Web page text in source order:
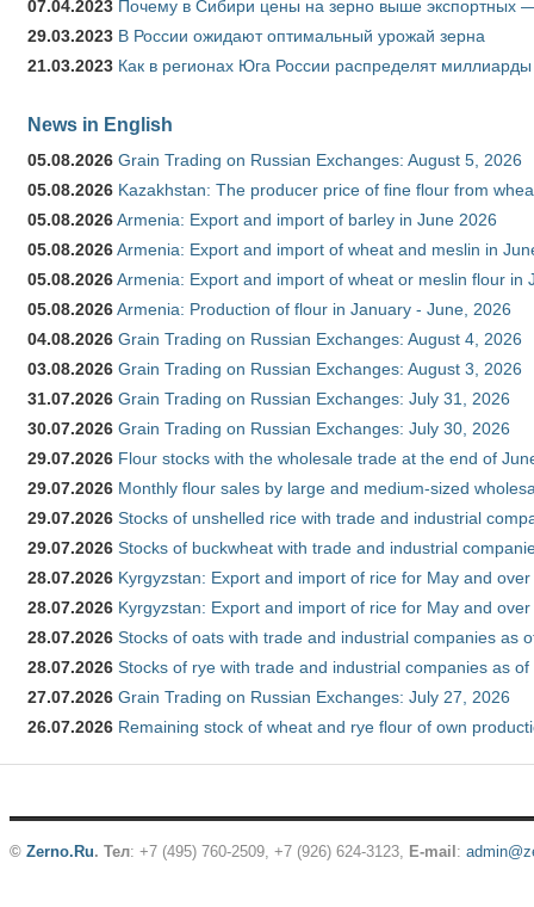
07.04.2023 Почему в Сибири цены на зерно выше экспортных
29.03.2023 В России ожидают оптимальный урожай зерна
21.03.2023 Как в регионах Юга России распределят
News in English
05.08.2026 Grain Trading on Russian Exchanges: August 5, 2026
05.08.2026 Kazakhstan: The producer price of fine flour from
05.08.2026Armenia: Export and import of barley in June 2026
05.08.2026Armenia: Export and import of wheat and meslin in
05.08.2026Armenia: Export and import of wheat or meslin flour in
05.08.2026Armenia: Production of flour in January - June, 2026
04.08.2026 Grain Trading on Russian Exchanges: August 4, 2026
03.08.2026 Grain Trading on Russian Exchanges: August 3, 2026
31.07.2026 Grain Trading on Russian Exchanges: July 31, 2026
30.07.2026 Grain Trading on Russian Exchanges: July 30, 2026
29.07.2026 Flour stocks with the wholesale trade at the end of
29.07.2026 Monthly flour sales by large and medium-sized
29.07.2026 Stocks of unshelled rice with trade and industrial
29.07.2026 Stocks of buckwheat with trade and industrial
28.07.2026 Kyrgyzstan: Export and import of rice for May and
28.07.2026 Kyrgyzstan: Export and import of rice for May and
28.07.2026 Stocks of oats with trade and industrial companies as
28.07.2026 Stocks of rye with trade and industrial companies as
27.07.2026 Grain Trading on Russian Exchanges: July 27, 2026
26.07.2026 Remaining stock of wheat and rye flour of own
© Zerno.Ru. Тел: +7 (495) 760-2509, +7 (926) 624-3123, E-mail :